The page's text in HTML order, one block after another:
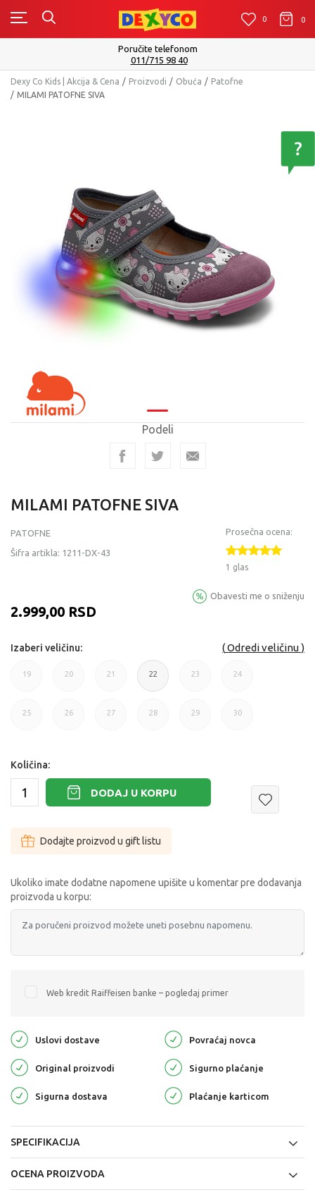
0 0 0
Poručite telefonom
011/715 98 40
Dexy Co Kids | Akcija & Cena Proizvodi Obuća
Patofne
MILAMI PATOFNE SIVA
Podeli
MILAMI PATOFNE SIVA
PATOFNE
Šifra artikla: 1211-DX-43
Prosečna ocena:
1 glas
2.999,00 RSD
Obavesti me o sniženju
Odredi veličinu
Izaberi veličinu:
19 20 21 22 23 24
25
26 27 28 29 30
Količina:
DODAJ U KORPU
Dodajte proizvod u gift listu
Ukoliko imate dodatne napomene upišite u komentar pre dodavanja
proizvoda u korpu:
Web kredit Raiffeisen banke – pogledaj primer
Uslovi dostave Povraćaj novca
Original proizvodi Sigurno plaćanje
Sigurna dostava Plaćanje karticom
SPECIFIKACIJA
OCENA PROIZVODA